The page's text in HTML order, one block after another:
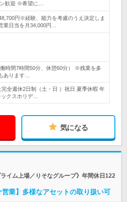
歓迎 ※希望に…
円※経験、能力を考慮のうえ決定しま
日当を月34,000円…
時間7時間50分、休憩60分） ※残業を多
あります…
全週休2日制（土・日 ）祝日 夏季休暇 年
クスホリデ…
気になる
イム上場／りそなグループ》年間休日122
業】多様なアセットの取り扱い可